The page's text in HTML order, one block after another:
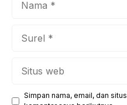
Simpan nama, email, dan